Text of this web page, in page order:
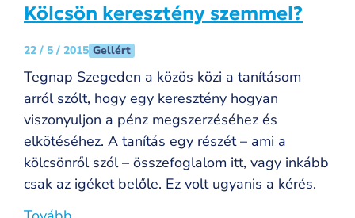
Kölcsön keresztény szemmel?
22 / 5 / 2015 Gellért
Tegnap Szegeden a közös közi a tanításom
arról szólt, hogy egy keresztény hogyan
viszonyuljon a pénz megszerzéséhez és
elkötéséhez. A tanítás egy részét – ami a
kölcsönről szól – összefoglalom itt, vagy inkább
csak az igéket belőle. Ez volt ugyanis a kérés.